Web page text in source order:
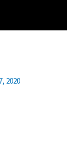
2020